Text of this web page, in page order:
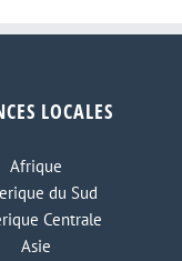
LOCALES
Afrique
du Sud
Centrale
Asie